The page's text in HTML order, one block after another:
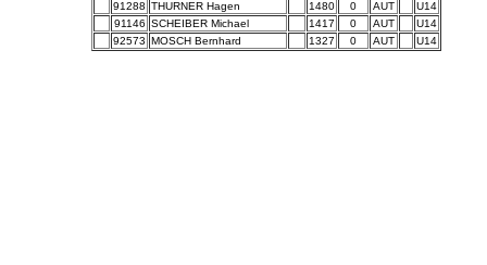
91288 THURNER Hagen 1480 0 AUT
U14
91146 SCHEIBER Michael 1417 0 AUT
U14
92573 MOSCH Bernhard 1327 0 AUT U14